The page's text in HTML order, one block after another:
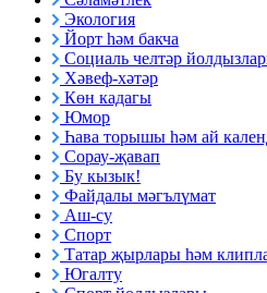
Экология
Йорт һәм бакча
Социаль челтәр
Хәвеф-хәтәр
Көн кадагы
Юмор
Һава торышы һәм ай
Сорау-җавап
Бу кызык!
Файдалы мәгълүмат
Аш-су
Спорт
Татар җырлары һәм
Югалту